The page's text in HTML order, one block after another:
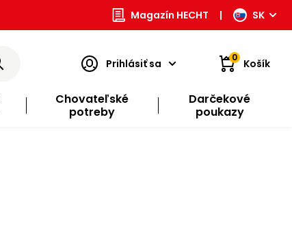
Magazín HECHT | SK
Prihlásiť sa 0 Košík
Chovateľské
potreby
Darčekové
poukazy